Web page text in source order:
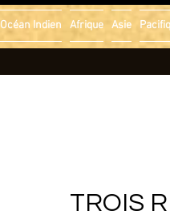
Océan Indien Afrique Asie
TROIS